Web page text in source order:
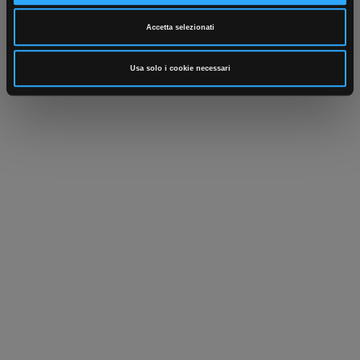
Accetta selezionati
Usa solo i cookie necessari